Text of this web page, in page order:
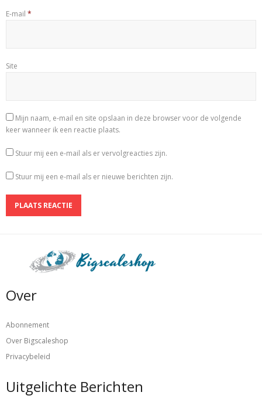
E-mail *
Site
Mijn naam, e-mail en site opslaan in deze browser voor de volgende
keer wanneer ik een reactie plaats.
Stuur mij een e-mail als er vervolgreacties zijn.
Stuur mij een e-mail als er nieuwe berichten zijn.
Over
Abonnement
Over Bigscaleshop
Privacybeleid
Uitgelichte Berichten